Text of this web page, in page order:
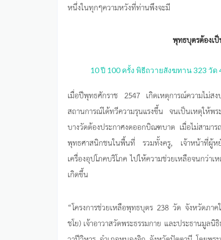
หนึ่งในทุกๆความหวังที่ท่านพึงจะมี
พุทธบุตรต้องเ
10 ปี 100 ครั้ง พิธีถวายสังฆทาน 323 วั
เมื่อปีพุทธศักราช 2547 เกิดเหตุการณ์ความไ
สถานการณ์ได้ทวีความรุนแรงขึ้น จนเป็นเหตุให้
บางวัดต้องประกาศงดออกบิณฑบาต เมื่อไม่สามา
พุทธศาสนิกชนในพื้นที่ รวมทั้งครู, เจ้าหน้าที่ผู้หยั
เครื่องอุปโภคบริโภค ไปให้ความช่วยเหลือจนกว่
เกิดขึ้น
“โครงการช่วยเหลือพุทธบุตร 238 วัด จังหวัดภ
ชโย) เจ้าอาวาสวัดพระธรรมกาย และประธานมู